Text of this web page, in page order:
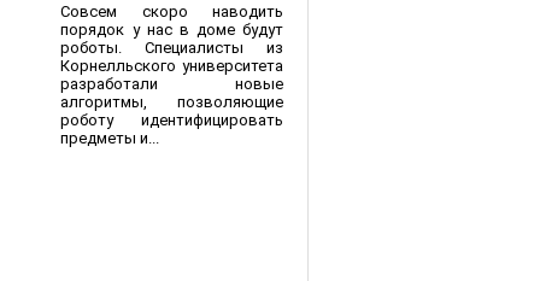
Совсем скоро наводить
порядок у нас в доме будут
роботы. Специалисты из
Корнелльского университета
разработали новые
алгоритмы, позволяющие
роботу идентифицировать
предметы и...